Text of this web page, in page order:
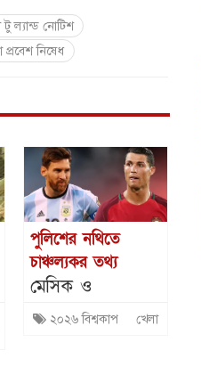
ল্যান্ড নোটিশ
প্রবেশ নিষেধ
পুলিশের নথিতে
চাঞ্চল্যকর তথ্য
মেসিক ও
রোনালদোকে বোমা
মেরে হত্যার হুমকি
২০২৬ বিশ্বকাপ খেলা